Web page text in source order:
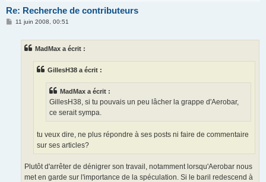
Re: Recherche de contributeurs
M11 juin 2008, 00:51
MadMax a écrit :
GillesH38 a écrit :
MadMax a écrit :
GillesH38, si tu pouvais un peu lâcher la grappe d'Aerobar,
ce serait sympa.
tu veux dire, ne plus répondre à ses posts ni faire de commentaire
sur ses articles?
Plutôt d'arrêter de dénigrer son travail, notamment lorsqu'Aerobar nous
met en garde sur l'importance de la spéculation. Si le baril redescend à